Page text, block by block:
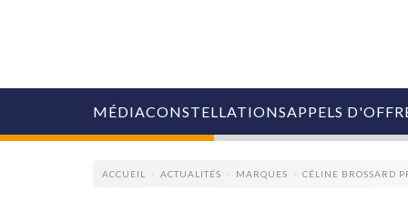
MÉDIACONSTELLATIONSAPPELS
ACCUEIL ACTUALITÉS MARQUES CÉLINE BROSSARD